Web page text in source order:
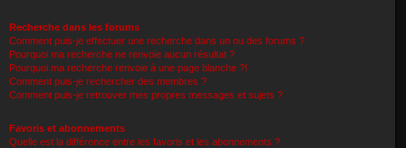
Recherche dans les forums
Comment puis-je effectuer une recherche dans un ou des forums ?
Pourquoi ma recherche ne renvoie aucun résultat ?
Pourquoi ma recherche renvoie à une page blanche ?!
Comment puis-je rechercher des membres ?
Comment puis-je retrouver mes propres messages et sujets ?
Favoris et abonnements
Quelle est la différence entre les favoris et les abonnements ?